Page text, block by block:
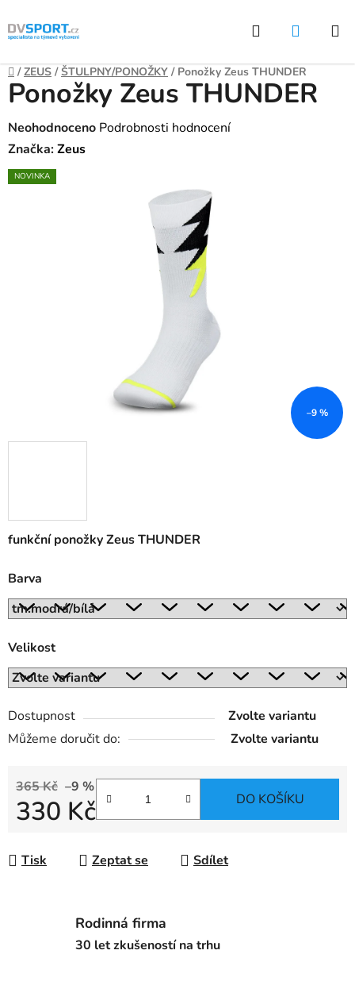
Přejít
na
Hledat
Domů
/ ZEUS / ŠTULPNY/PONOŽKY / Ponožky Zeus THUNDER
funkční ponožky Zeus THUNDER
Barva
Velikost
Dostupnost
Zvolte variantu
Můžeme doručit do:
Zvolte variantu
365 Kč –9 %
330 Kč DO KOŠÍKU
Tisk Zeptat se Sdílet
Ponožky Zeus THUNDER
Průměrné
hodnocení
produktu
Neohodnoceno Podrobnosti hodnocení
Značka:Zeus
NOVINKA
–9 %
Rodinná firma
30 let zkušeností na trhu